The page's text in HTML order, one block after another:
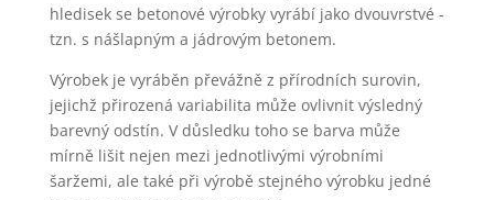
hledisek se betonové výrobky vyrábí jako dvouvrstvé -
tzn. s nášlapným a jádrovým betonem.
Výrobek je vyráběn převážně z přírodních surovin,
jejichž přirozená variabilita může ovlivnit výsledný
barevný odstín. V důsledku toho se barva může
mírně lišit nejen mezi jednotlivými výrobními
šaržemi, ale také při výrobě stejného výrobku jedné